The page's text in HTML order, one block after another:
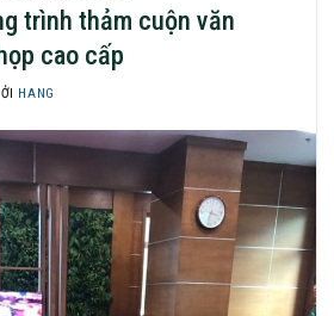
trình thảm cuộn văn
cao cấp
HANG